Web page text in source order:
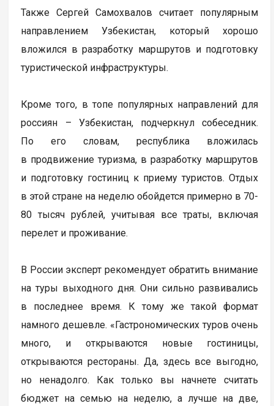
Также Сергей Самохвалов считает популярным
направлением Узбекистан, который хорошо
вложился в разработку маршрутов и подготовку
туристической инфраструктуры.
Кроме того, в топе популярных направлений для
россиян – Узбекистан, подчеркнул собеседник.
По его словам, республика вложилась
в продвижение туризма, в разработку маршрутов
и подготовку гостиниц к приему туристов. Отдых
в этой стране на неделю обойдется примерно в 70-
80 тысяч рублей, учитывая все траты, включая
перелет и проживание.
В России эксперт рекомендует обратить внимание
на туры выходного дня. Они сильно развивались
в последнее время. К тому же такой формат
намного дешевле. «Гастрономических туров очень
много, и открываются новые гостиницы,
открываются рестораны. Да, здесь все выгодно,
но ненадолго. Как только вы начнете считать
бюджет на семью на неделю, а лучше на две,